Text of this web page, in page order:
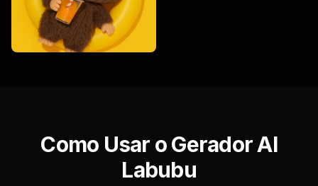
Como Usar o Gerador AI
Labubu